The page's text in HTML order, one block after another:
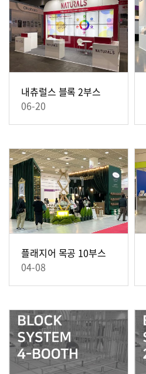
내츄럴스 블록 2부스
06-20
플래지어 목공 10부스
04-08